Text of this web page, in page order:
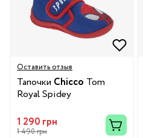
Оставить отзыв
Тапочки Chicco Tom
Royal Spidey
1 290 грн
1 490 грн